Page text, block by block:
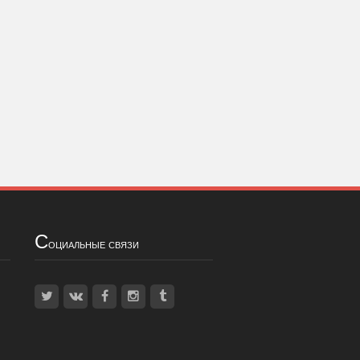
Социальные связи